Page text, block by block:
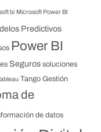
bi Microsoft Power BI
Predictivos
Power BI
Seguros soluciones
Tango Gestión
de
de datos